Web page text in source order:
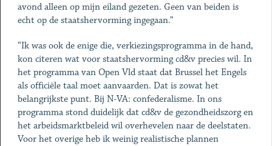
avond alleen op mijn eiland gezeten. Geen van beiden is
echt op de staatshervorming ingegaan.”
“Ik was ook de enige die, verkiezingsprogramma in de hand,
kon citeren wat voor staatshervorming cd&v precies wil. In
het programma van Open Vld staat dat Brussel het Engels
als officiële taal moet aanvaarden. Dat is zowat het
belangrijkste punt. Bij N-VA: confederalisme. In ons
programma stond duidelijk dat cd&v de gezondheidszorg en
het arbeidsmarktbeleid wil overhevelen naar de deelstaten.
Voor het overige heb ik weinig realistische plannen